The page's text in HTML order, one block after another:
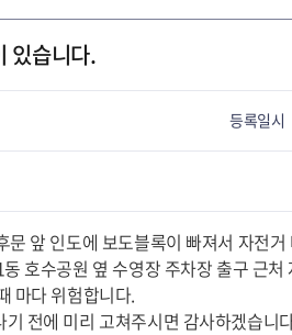
있습니다.
등록일시
문 앞 인도에 보도블록이 빠져서 자전
호수공원 옆 수영장 주차장 출구 근
마다 위험합니다.
전에 미리 고쳐주시면 감사하겠습니